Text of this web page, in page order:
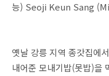
능) Seoji Keun Sang
옛날 강릉 지역 종갓집에
내어준 모내기밥(못밥)을